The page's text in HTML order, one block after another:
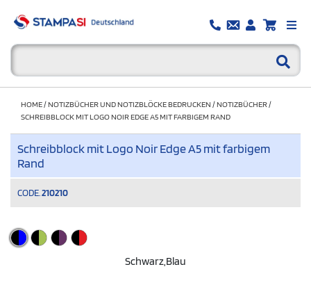
HOME/NOTIZBÜCHER UND NOTIZBLÖCKE BEDRUCKEN /NOTIZBÜCHER/
SCHREIBBLOCK MIT LOGO NOIR EDGE A5 MIT FARBIGEM RAND
Schreibblock mit Logo Noir Edge A5 mit farbigem
Rand
CODE. 210210
Schwarz,blau